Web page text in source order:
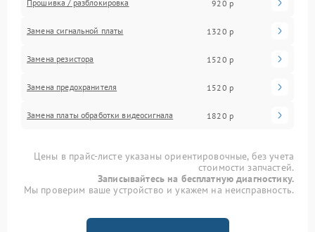
Прошивка / разблокировка 920 р
Замена сигнальной платы 1320 р
Замена резистора 1520 р
Замена предохранителя 1520 р
Замена платы обработки видеосигнала 1820 р
Цены в прайс-листе указаны ориентировочные, без учета
стоимости запчастей.
Записывайтесь на бесплатную диагностику.
Мы проверим ваше устройство и укажем на неисправность.